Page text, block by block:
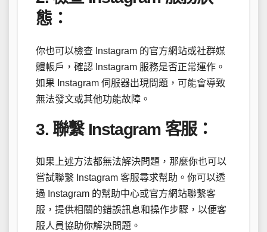
態：
你也可以檢查 Instagram 的官方網站或社群媒
體帳戶，確認 Instagram 服務是否正常運作。
如果 Instagram 伺服器出現問題，可能會導致
無法發文或其他功能故障。
3. 聯繫 Instagram 客服：
如果上述方法都無法解決問題，那麼你也可以
嘗試聯繫 Instagram 客服尋求幫助。你可以透
過 Instagram 的幫助中心或官方網站聯繫客
服，提供相關的錯誤訊息和操作步驟，以便客
服人員協助你解決問題。